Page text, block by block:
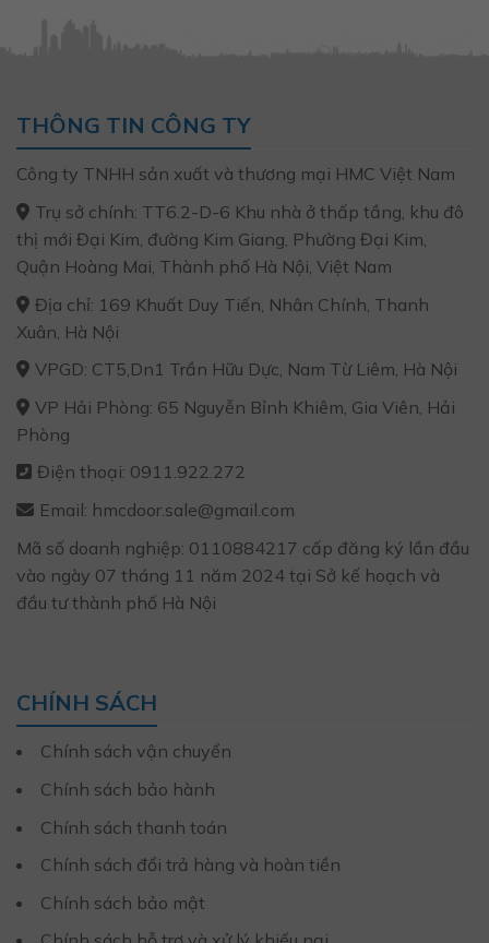
THÔNG TIN CÔNG TY
Công ty TNHH sản xuất và thương mại HMC Việt Nam
Trụ sở chính: TT6.2-D-6 Khu nhà ở thấp tầng, khu đô
thị mới Đại Kim, đường Kim Giang, Phường Đại Kim,
Quận Hoàng Mai, Thành phố Hà Nội, Việt Nam
Địa chỉ: 169 Khuất Duy Tiến, Nhân Chính, Thanh
Xuân, Hà Nội
VPGD: CT5,Dn1 Trần Hữu Dực, Nam Từ Liêm, Hà Nội
VP Hải Phòng: 65 Nguyễn Bỉnh Khiêm, Gia Viên, Hải
Phòng
Điện thoại: 0911.922.272
Email: hmcdoor.sale@gmail.com
Mã số doanh nghiệp: 0110884217 cấp đăng ký lần đầu
vào ngày 07 tháng 11 năm 2024 tại Sở kế hoạch và
đầu tư thành phố Hà Nội
CHÍNH SÁCH
Chính sách vận chuyển
Chính sách bảo hành
Chính sách thanh toán
Chính sách đổi trả hàng và hoàn tiền
Chính sách bảo mật